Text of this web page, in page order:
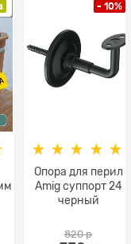
- 10%
Опора для перил
Amig суппорт 24
черный
820 р